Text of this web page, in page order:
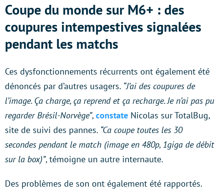
Coupe du monde sur M6+ : des
coupures intempestives signalées
pendant les matchs
Ces dysfonctionnements récurrents ont également été
dénoncés par d’autres usagers. “J’ai des coupures de
l’image. Ça charge, ça reprend et ça recharge. Je n’ai pas pu
regarder Brésil-Norvège”,constate Nicolas sur TotalBug,
site de suivi des pannes. “Ca coupe toutes les 30
secondes pendant le match (image en 480p, 1giga de débit
sur la box)”, témoigne un autre internaute.
Des problèmes de son ont également été rapportés.